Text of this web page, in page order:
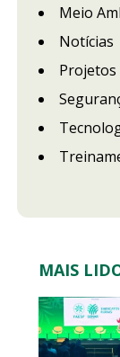
Meio
Notícias
MAIS